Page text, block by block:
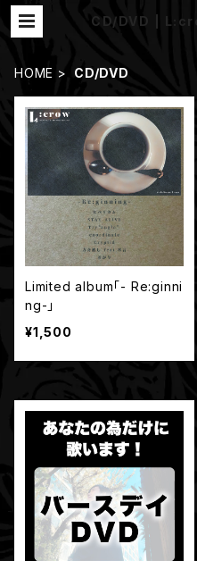
CD/DVD |
HOME CD/DVD
Limited album「- Re:ginni
ng-」
¥1,500